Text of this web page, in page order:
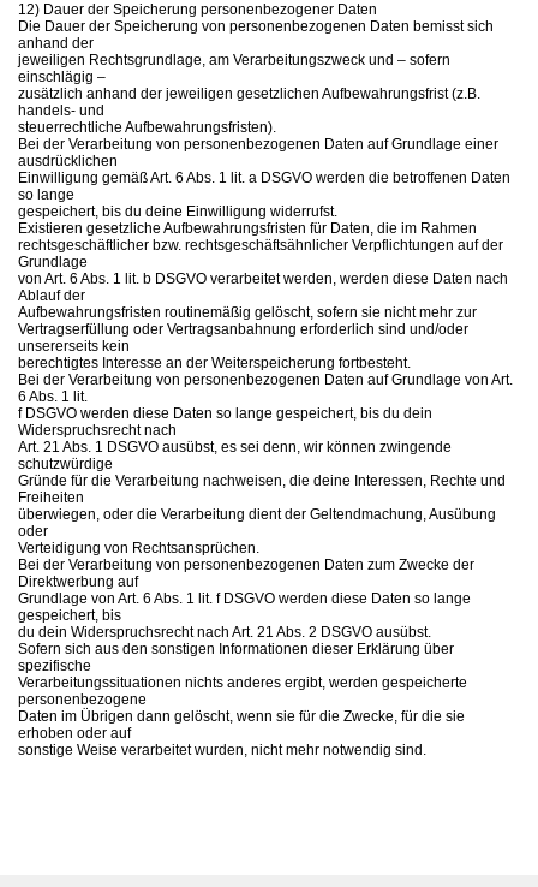
12) Dauer der Speicherung personenbezogener Daten
Die Dauer der Speicherung von personenbezogenen Daten bemisst sich
anhand der
jeweiligen Rechtsgrundlage, am Verarbeitungszweck und – sofern
einschlägig –
zusätzlich anhand der jeweiligen gesetzlichen Aufbewahrungsfrist (z.B.
handels- und
steuerrechtliche Aufbewahrungsfristen).
Bei der Verarbeitung von personenbezogenen Daten auf Grundlage einer
ausdrücklichen
Einwilligung gemäß Art. 6 Abs. 1 lit. a DSGVO werden die betroffenen Daten
so lange
gespeichert, bis du deine Einwilligung widerrufst.
Existieren gesetzliche Aufbewahrungsfristen für Daten, die im Rahmen
rechtsgeschäftlicher bzw. rechtsgeschäftsähnlicher Verpflichtungen auf der
Grundlage
von Art. 6 Abs. 1 lit. b DSGVO verarbeitet werden, werden diese Daten nach
Ablauf der
Aufbewahrungsfristen routinemäßig gelöscht, sofern sie nicht mehr zur
Vertragserfüllung oder Vertragsanbahnung erforderlich sind und/oder
unsererseits kein
berechtigtes Interesse an der Weiterspeicherung fortbesteht.
Bei der Verarbeitung von personenbezogenen Daten auf Grundlage von Art.
6 Abs. 1 lit.
f DSGVO werden diese Daten so lange gespeichert, bis du dein
Widerspruchsrecht nach
Art. 21 Abs. 1 DSGVO ausübst, es sei denn, wir können zwingende
schutzwürdige
Gründe für die Verarbeitung nachweisen, die deine Interessen, Rechte und
Freiheiten
überwiegen, oder die Verarbeitung dient der Geltendmachung, Ausübung
oder
Verteidigung von Rechtsansprüchen.
Bei der Verarbeitung von personenbezogenen Daten zum Zwecke der
Direktwerbung auf
Grundlage von Art. 6 Abs. 1 lit. f DSGVO werden diese Daten so lange
gespeichert, bis
du dein Widerspruchsrecht nach Art. 21 Abs. 2 DSGVO ausübst.
Sofern sich aus den sonstigen Informationen dieser Erklärung über
spezifische
Verarbeitungssituationen nichts anderes ergibt, werden gespeicherte
personenbezogene
Daten im Übrigen dann gelöscht, wenn sie für die Zwecke, für die sie
erhoben oder auf
sonstige Weise verarbeitet wurden, nicht mehr notwendig sind.